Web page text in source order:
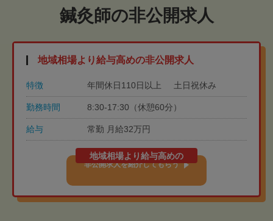
鍼灸師の非公開求人
地域相場より給与高めの非公開求人
特徴 年間休日110日以上 土日祝休み
勤務時間 8:30-17:30（休憩60分）
給与 常勤 月給32万円
地域相場より給与高めの
非公開求人を紹介してもらう